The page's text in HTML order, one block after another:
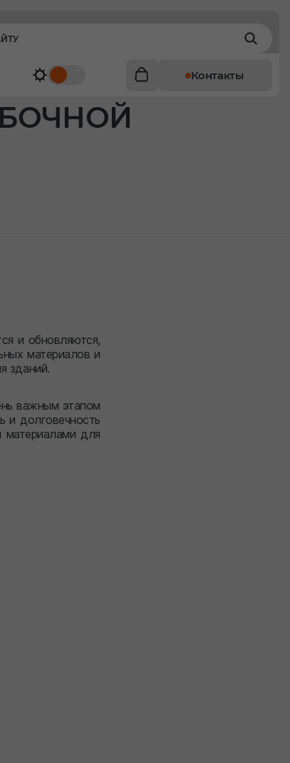
Контакты
и обновляются,
материалов и
зданий.
важным этапом
и долговечность
для